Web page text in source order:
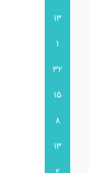
13
1
32
15
8
13